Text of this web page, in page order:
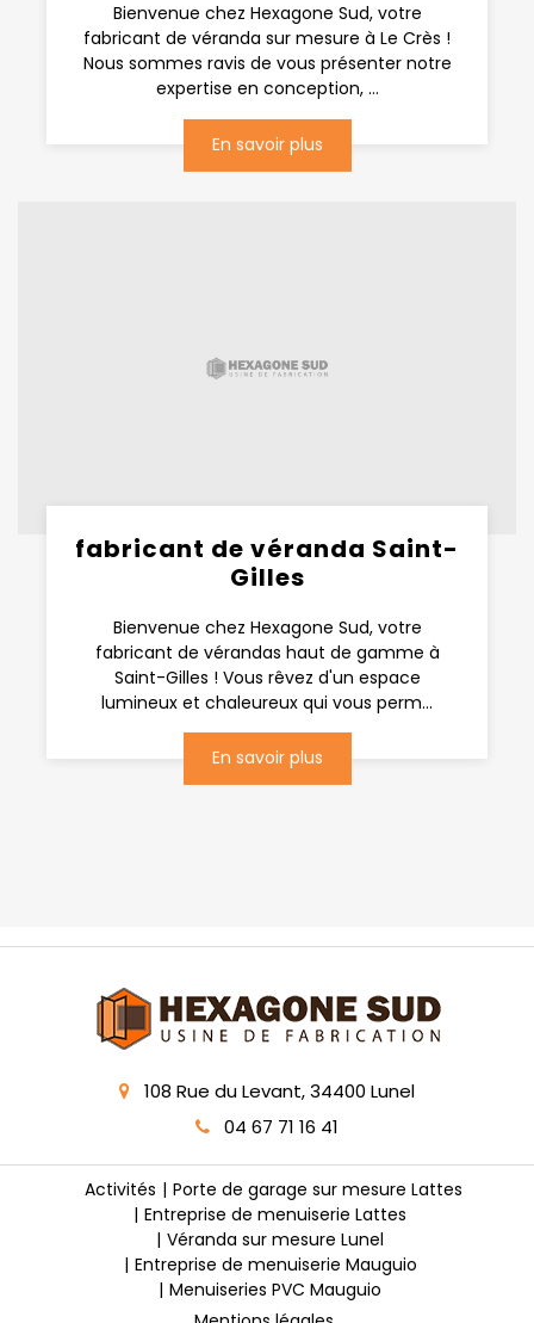
Bienvenue chez Hexagone Sud, votre
fabricant de véranda sur mesure à Le Crès !
Nous sommes ravis de vous présenter notre
expertise en conception, ...
En savoir plus
fabricant de véranda Saint-
Gilles
Bienvenue chez Hexagone Sud, votre
fabricant de vérandas haut de gamme à
Saint-Gilles ! Vous rêvez d'un espace
lumineux et chaleureux qui vous perm...
En savoir plus
108 Rue du Levant, 34400 Lunel
04 67 71 16 41
Activités
Porte de garage sur mesure Lattes
Entreprise de menuiserie Lattes
Véranda sur mesure Lunel
Entreprise de menuiserie Mauguio
Menuiseries PVC Mauguio